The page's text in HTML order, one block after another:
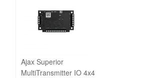
Ajax Superior
MultiTransmitter IO 4x4